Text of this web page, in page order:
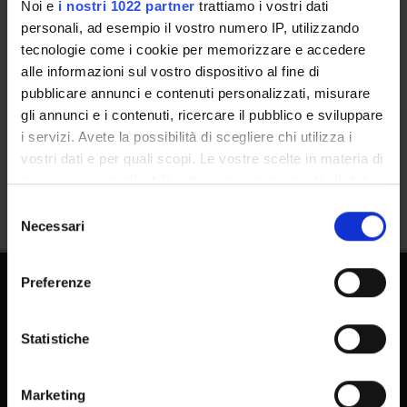
Noi e i nostri 1022 partner trattiamo i vostri dati
personali, ad esempio il vostro numero IP, utilizzando
tecnologie come i cookie per memorizzare e accedere
alle informazioni sul vostro dispositivo al fine di
pubblicare annunci e contenuti personalizzati, misurare
gli annunci e i contenuti, ricercare il pubblico e sviluppare
i servizi. Avete la possibilità di scegliere chi utilizza i
vostri dati e per quali scopi. Le vostre scelte in materia di
privacy sono applicabili solo su questa proprietà digitale
modificare o revocare il proprio consenso in qualsiasi
momento dalla Dichiarazione sui cookie o facendo clic
raccogliere informazioni sulla tua posizione
geografica, con un'approssimazione di qualche
Identificare il tuo dispositivo, scansionandolo
del
consenso
Necessari
Preferenze
Statistiche
Marketing
Share
FAQ - Frequently Asked Questions DSE